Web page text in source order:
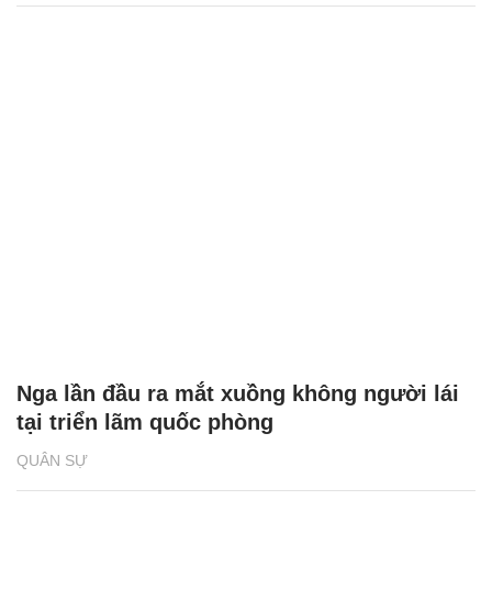
QUÂN SỰ
Nga lần đầu ra mắt xuồng không người lái
tại triển lãm quốc phòng